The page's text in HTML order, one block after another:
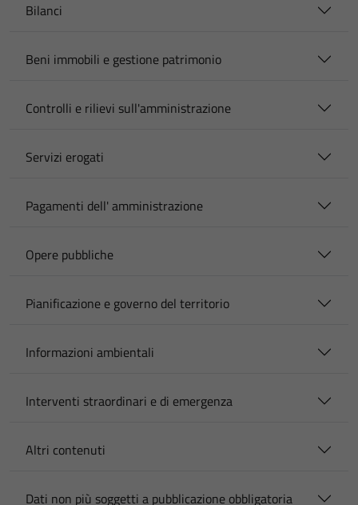
Bilanci
Beni immobili e gestione patrimonio
Controlli e rilievi sull'amministrazione
Servizi erogati
Pagamenti dell' amministrazione
Opere pubbliche
Pianificazione e governo del territorio
Informazioni ambientali
Interventi straordinari e di emergenza
Altri contenuti
Dati non più soggetti a pubblicazione obbligatoria